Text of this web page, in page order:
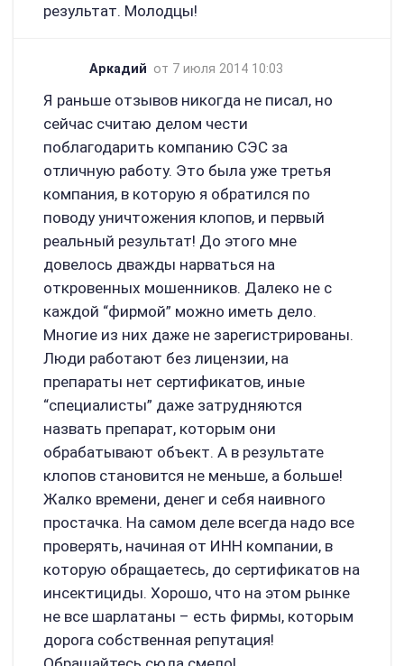
результат. Молодцы!
Аркадий от 7 июля 2014 10:03
Я раньше отзывов никогда не писал, но
сейчас считаю делом чести
поблагодарить компанию СЭС за
отличную работу. Это была уже третья
компания, в которую я обратился по
поводу уничтожения клопов, и первый
реальный результат! До этого мне
довелось дважды нарваться на
откровенных мошенников. Далеко не с
каждой “фирмой” можно иметь дело.
Многие из них даже не зарегистрированы.
Люди работают без лицензии, на
препараты нет сертификатов, иные
“специалисты” даже затрудняются
назвать препарат, которым они
обрабатывают объект. А в результате
клопов становится не меньше, а больше!
Жалко времени, денег и себя наивного
простачка. На самом деле всегда надо все
проверять, начиная от ИНН компании, в
которую обращаетесь, до сертификатов на
инсектициды. Хорошо, что на этом рынке
не все шарлатаны – есть фирмы, которым
дорога собственная репутация!